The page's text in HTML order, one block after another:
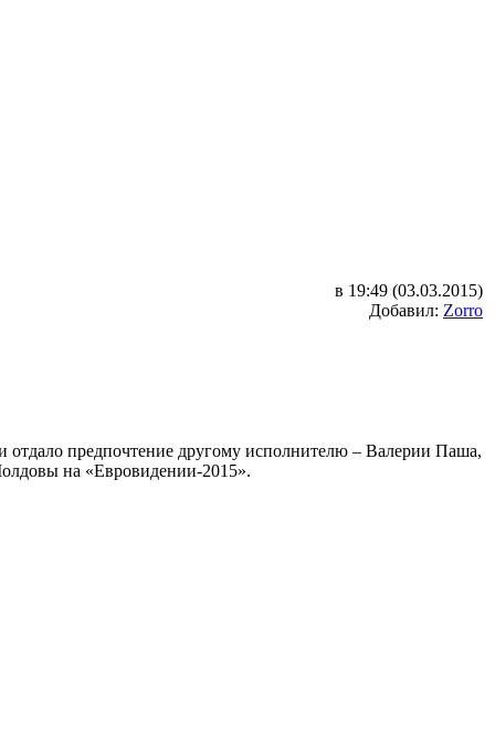
в 19:49 (03.03.2015)
Добавил: Zorro
предпочтение другому исполнителю – Валерии Паша,
на «Евровидении-2015».